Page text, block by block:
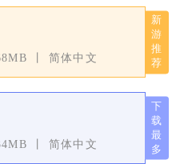
简体中文
简体中文